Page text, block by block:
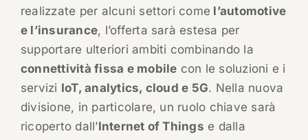
realizzate per alcuni settori come l’automotive
e l’insurance, l’offerta sarà estesa per
supportare ulteriori ambiti combinando la
connettività fissa e mobile con le soluzioni e i
servizi IoT, analytics, cloud e 5G. Nella nuova
divisione, in particolare, un ruolo chiave sarà
ricoperto dall’Internet of Things e dalla